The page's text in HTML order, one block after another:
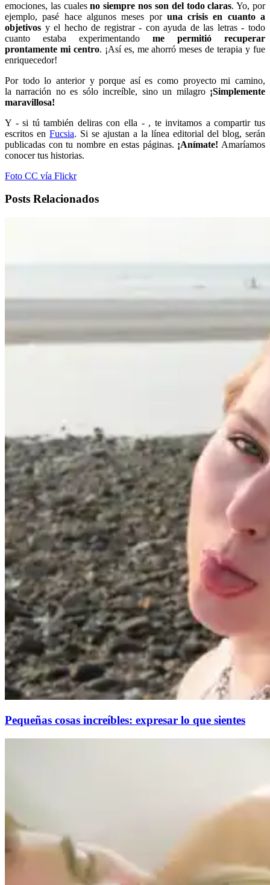
emociones, las cualesno siempre nos son del todo claras. Yo, por
ejemplo, pasé hace algunos meses por una crisis en cuanto a
objetivos y el hecho de registrar - con ayuda de las letras - todo
cuanto estaba experimentando me permitió recuperar
prontamente mi centro. ¡Así es, me ahorró meses de terapia y fue
enriquecedor!
Por todo lo anterior y porque así es como proyecto mi camino,
la narración no es sólo increíble, sino un milagro ¡Simplemente
maravillosa!
Y - si tú también deliras con ella - , te invitamos a compartir tus
escritos en Fucsia. Si se ajustan a la línea editorial del blog, serán
publicadas con tu nombre en estas páginas. ¡Anímate! Amaríamos
conocer tus historias.
Foto CC vía Flickr
Posts Relacionados
Pequeñas cosas increíbles: expresar lo que sientes